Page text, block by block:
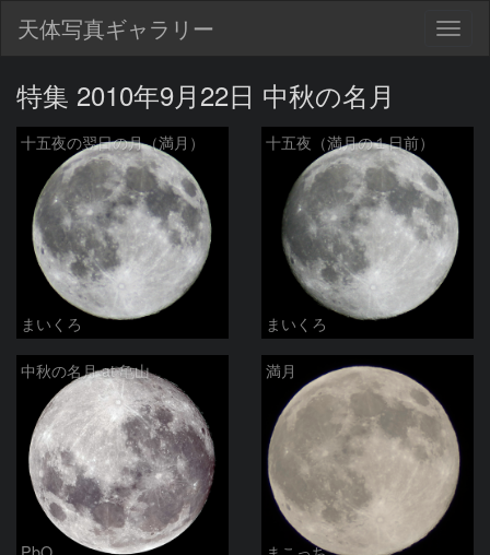
天体写真ギャラリー
特集 2010年9月22日 中秋の名月
十五夜の翌日の月（満月）
まいくろ
十五夜（満月の１日前）
まいくろ
中秋の名月 at 亀山 満月